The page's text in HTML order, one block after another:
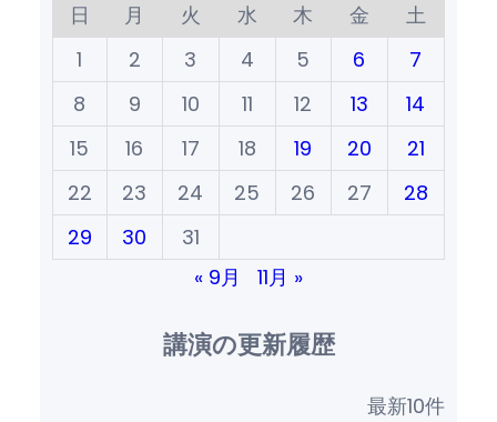
日
月 火 水 木 金
土
1
2 3 4 5 6
7
8
9 10 11 12 13
14
15
16 17 18 19 20
21
22
23 24 25 26 27
28
29
30
31
« 9月
11月 »
講演の更新履歴
最新10件